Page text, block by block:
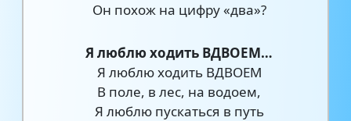
Он похож на цифру «два»?
Я люблю ходить ВДВОЕМ…
Я люблю ходить ВДВОЕМ
В поле, в лес, на водоем,
Я люблю пускаться в путь